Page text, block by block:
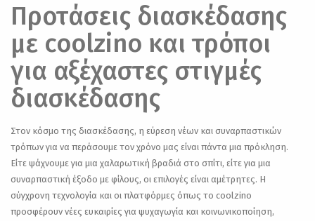
Προτάσεις διασκέδασης
με coolzino και τρόποι
για αξέχαστες στιγμές
διασκέδασης
Στον κόσμο της διασκέδασης, η εύρεση νέων και συναρπαστικών
τρόπων για να περάσουμε τον χρόνο μας είναι πάντα μια πρόκληση.
Είτε ψάχνουμε για μια χαλαρωτική βραδιά στο σπίτι, είτε για μια
συναρπαστική έξοδο με φίλους, οι επιλογές είναι αμέτρητες. Η
σύγχρονη τεχνολογία και οι πλατφόρμες όπως το coolzino
προσφέρουν νέες ευκαιρίες για ψυχαγωγία και κοινωνικοποίηση,